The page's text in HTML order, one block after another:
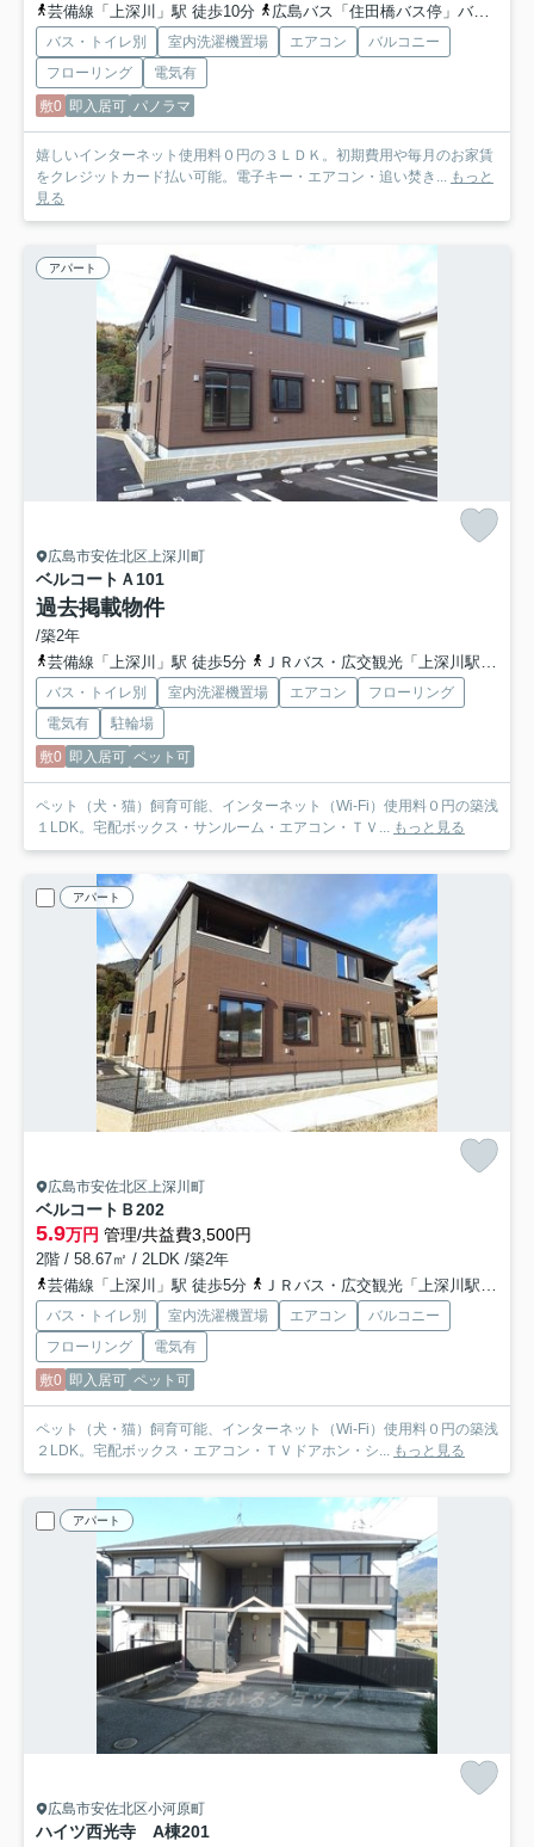
芸備線「上深川」駅 徒歩10分
広島バス「住田橋バス停」バス停下車 徒歩1分
バス・トイレ別 室内洗濯機置場 エアコン
バルコニー
フローリング
電気有
敷0 即入居可 パノラマ
嬉しいインターネット使用料０円の３ＬＤＫ。初期費用や毎月のお家賃
をクレジットカード払い可能。電子キー・エアコン・追い焚き... もっと
見る
アパート
広島市安佐北区上深川町
ベルコートＡ101
過去掲載物件
/築2年
芸備線「上深川」駅 徒歩5分
ＪＲバス・広交観光「上深川駅前バス停」バス停下車 徒歩6分
バス・トイレ別 室内洗濯機置場 エアコン
フローリング
電気有
駐輪場
敷0 即入居可 ペット可
ペット（犬・猫）飼育可能、インターネット（Wi-Fi）使用料０円の築浅
１LDK。宅配ボックス・サンルーム・エアコン・ＴＶ... もっと見る
アパート
広島市安佐北区上深川町
ベルコートＢ202
5.9万円 管理/共益費3,500円
2階 / 58.67㎡ / 2LDK /築2年
芸備線「上深川」駅 徒歩5分
ＪＲバス・広交観光「上深川駅前バス停」バス停下車 徒歩6分
バス・トイレ別 室内洗濯機置場 エアコン
バルコニー
フローリング
電気有
敷0 即入居可 ペット可
ペット（犬・猫）飼育可能、インターネット（Wi-Fi）使用料０円の築浅
２LDK。宅配ボックス・エアコン・ＴＶドアホン・シ...
もっと見る
アパート
広島市安佐北区小河原町
ハイツ西光寺 A棟201